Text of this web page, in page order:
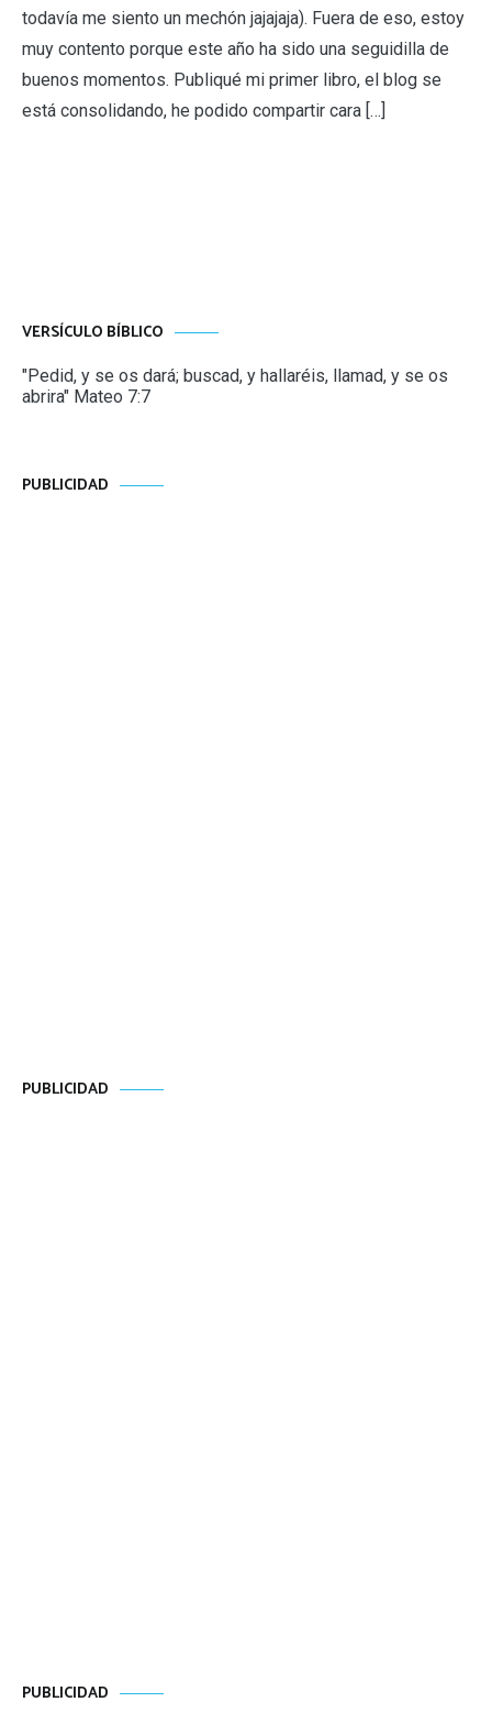
todavía me siento un mechón jajajaja). Fuera de eso, estoy
muy contento porque este año ha sido una seguidilla de
buenos momentos. Publiqué mi primer libro, el blog se
está consolidando, he podido compartir cara […]
VERSÍCULO BÍBLICO
"Pedid, y se os dará; buscad, y hallaréis, llamad, y se os
abrira" Mateo 7:7
PUBLICIDAD
PUBLICIDAD
PUBLICIDAD